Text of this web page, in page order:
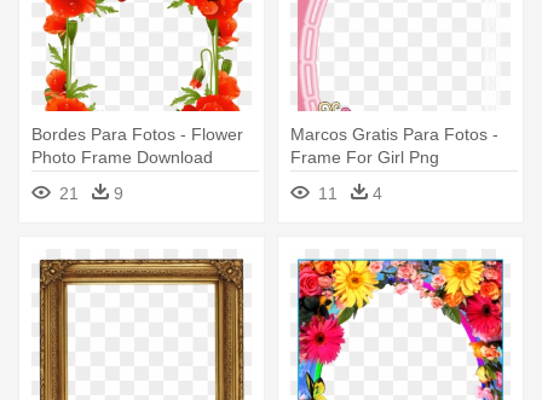
Bordes Para Fotos - Flower
Photo Frame Download
21
9
Marcos Gratis Para Fotos -
Frame For Girl Png
11
4